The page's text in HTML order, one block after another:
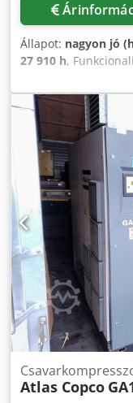
Állapot: nagyon jó
27 910 h,
Átvizsgált
ZR160VSDFF.
10,40 bar 23,90 m3/
üzemóra Teljes
Atlas Copco